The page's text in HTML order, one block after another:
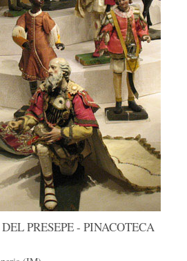
PRESEPE - PINACOTECA